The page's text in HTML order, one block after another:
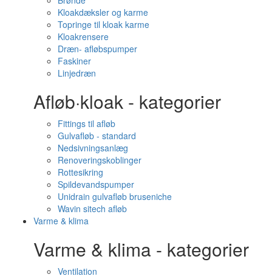
Kloakdæksler og karme
Topringe til kloak karme
Kloakrensere
Dræn- afløbspumper
Faskiner
Linjedræn
Afløb·kloak - kategorier
Fittings til afløb
Gulvafløb - standard
Nedsivningsanlæg
Renoveringskoblinger
Rottesikring
Spildevandspumper
Unidrain gulvafløb bruseniche
Wavin sitech afløb
Varme & klima
Varme & klima - kategorier
Ventilation